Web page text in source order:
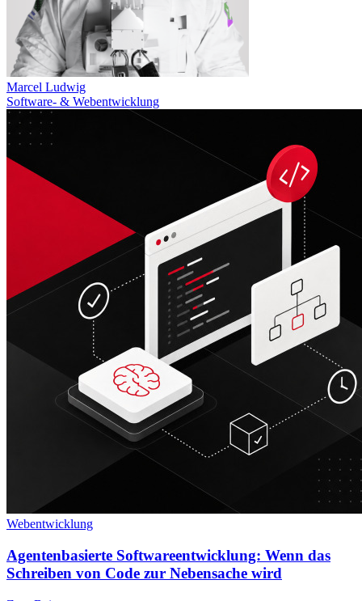
Marcel Ludwig
Software- & Webentwicklung
Webentwicklung
Agentenbasierte Softwareentwicklung: Wenn das
Schreiben von Code zur Nebensache wird